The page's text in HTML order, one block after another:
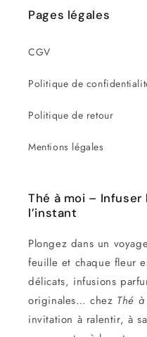
Pages légales
CGV
Politique de
Politique de retour
Mentions légales
Thé à moi –
l’instant
Plongez dans un
feuille et chaque fleur
délicats, infusions
originales… chez Thé
invitation à ralentir, à